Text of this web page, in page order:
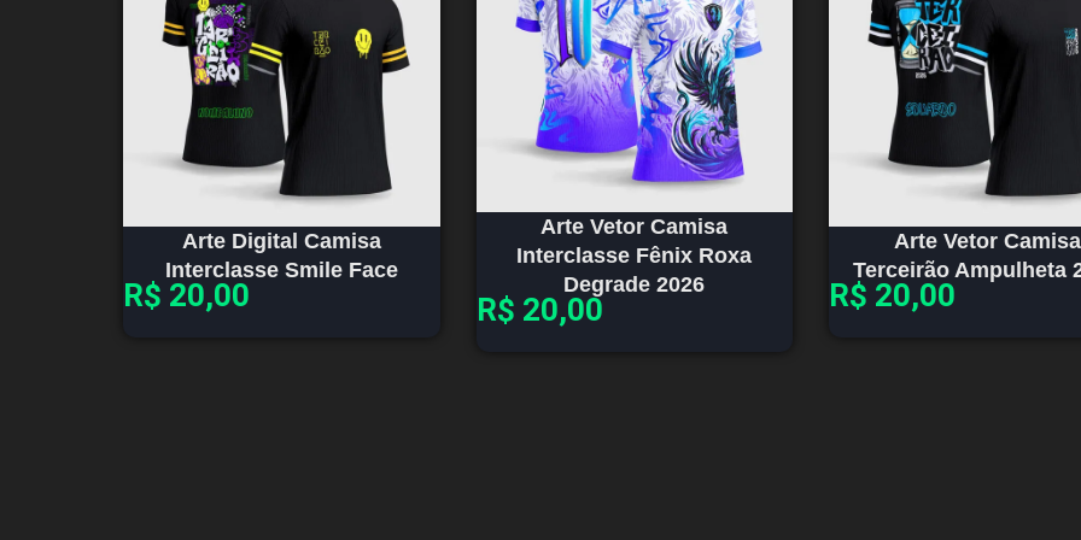
Arte Digital Camisa
Interclasse Smile Face
R$ 20,00
Arte Vetor Camisa
Interclasse Fênix Roxa
Degrade 2026
R$ 20,00
Arte Vetor Camisa
Terceirão Ampulheta
R$ 20,00